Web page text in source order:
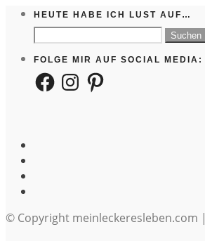
HEUTE HABE ICH LUST AUF…
Suchen
nach:
FOLGE MIR AUF SOCIAL MEDIA:
FacebookInstagramPinterest
© Copyright meinleckeresleben.com |